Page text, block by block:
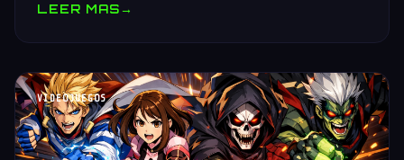
producción.
LEER MAS→
VIDEOJUEGOS